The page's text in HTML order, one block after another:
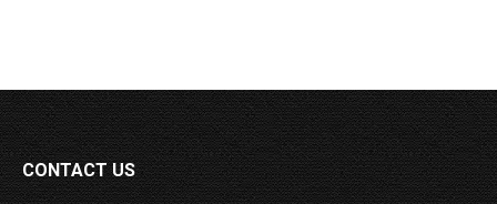
CONTACT US